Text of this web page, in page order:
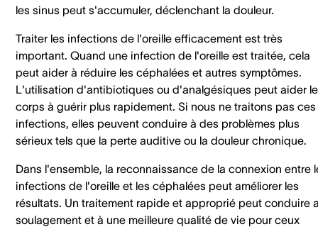
les sinus peut s'accumuler, déclenchant la douleur.
Traiter les infections de l'oreille efficacement est très
important. Quand une infection de l'oreille est traitée, cela
peut aider à réduire les céphalées et autres symptômes.
L'utilisation d'antibiotiques ou d'analgésiques peut aider le
corps à guérir plus rapidement. Si nous ne traitons pas ces
infections, elles peuvent conduire à des problèmes plus
sérieux tels que la perte auditive ou la douleur chronique.
Dans l'ensemble, la reconnaissance de la connexion entre
infections de l'oreille et les céphalées peut améliorer les
résultats. Un traitement rapide et approprié peut conduire
soulagement et à une meilleure qualité de vie pour ceux